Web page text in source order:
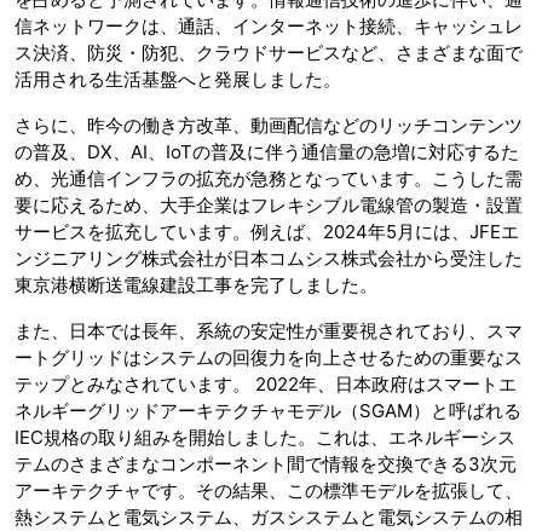
信ネットワークは、通話、インターネット接続、キャッシュレ
ス決済、防災・防犯、クラウドサービスなど、さまざまな面で
活用される生活基盤へと発展しました。
さらに、昨今の働き方改革、動画配信などのリッチコンテンツ
の普及、DX、AI、IoTの普及に伴う通信量の急増に対応するた
め、光通信インフラの拡充が急務となっています。こうした需
要に応えるため、大手企業はフレキシブル電線管の製造・設置
サービスを拡充しています。例えば、2024年5月には、JFEエ
ンジニアリング株式会社が日本コムシス株式会社から受注した
東京港横断送電線建設工事を完了しました。
また、日本では長年、系統の安定性が重要視されており、スマ
ートグリッドはシステムの回復力を向上させるための重要なス
テップとみなされています。 2022年、日本政府はスマートエ
ネルギーグリッドアーキテクチャモデル（SGAM）と呼ばれる
IEC規格の取り組みを開始しました。これは、エネルギーシス
テムのさまざまなコンポーネント間で情報を交換できる3次元
アーキテクチャです。その結果、この標準モデルを拡張して、
熱システムと電気システム、ガスシステムと電気システムの相